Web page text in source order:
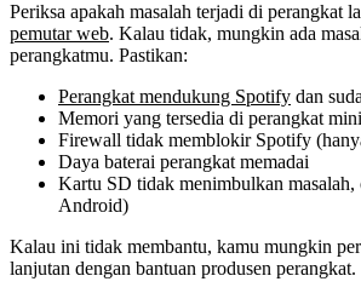
Periksa apakah masalah terjadi di perangkat
pemutar web. Kalau tidak, mungkin ada
perangkatmu. Pastikan:
Perangkat mendukung Spotify dan
Memori yang tersedia di perangkat
Firewall tidak memblokir Spotify
Daya baterai perangkat memadai
Kartu SD tidak menimbulkan masalah,
Android)
Kalau ini tidak membantu, kamu mungkin
lanjutan dengan bantuan produsen perangkat.